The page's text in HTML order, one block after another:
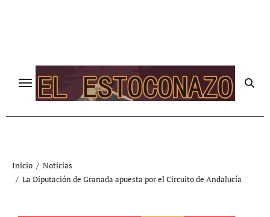
Inicio
Noticias
La Diputación de Granada apuesta por el Circuito de Andalucía